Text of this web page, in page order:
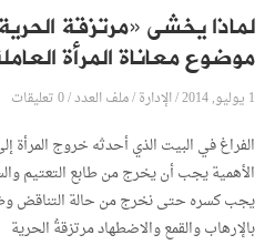
لماذا يخشى «مرتزقة
موضوع معاناة المرأة
1 يوليو, 2014 /الإدارة/ملف العدد/0 تعليقات
الفراغ في البيت الذي أحدثه خروج
الأهمية يجب أن يخرج من طابع التعتيم
يجب كسره حتى نخرج من حالة التناقض
بالإرهاب والقمع والاضطهاد مرتزقةُ الحرية